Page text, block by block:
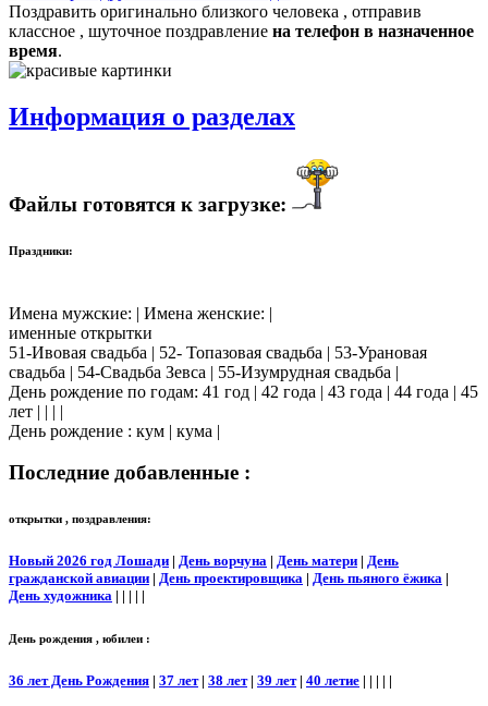
Поздравить оригинально близкого человека , отправив
классное , шуточное поздравление на телефон в назначенное
время.
Информация о разделах
Файлы готовятся к загрузке:
Праздники:
Имена мужские: | Имена женские: |
именные открытки
51-Ивовая свадьба | 52- Топазовая свадьба | 53-Урановая
свадьба | 54-Свадьба Зевса | 55-Изумрудная свадьба |
День рождение по годам: 41 год | 42 года | 43 года | 44 года | 45
лет | | | |
День рождение : кум | кума |
Последние добавленные :
открытки , поздравления:
Новый 2026 год Лошади | День ворчуна | День матери | День
гражданской авиации | День проектировщика | День пьяного ёжика |
День художника | | | | |
День рождения , юбилеи :
36 лет День Рождения | 37 лет| 38 лет| 39 лет| 40 летие | | | | |